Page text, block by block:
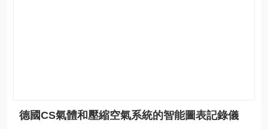
德國CS氣體和壓縮空氣系統的智能圖表記錄儀